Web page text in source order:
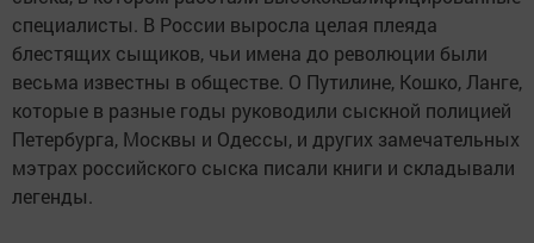
специалисты. В России выросла целая плеяда
блестящих сыщиков, чьи имена до революции были
весьма известны в обществе. О Путилине, Кошко, Ланге,
которые в разные годы руководили сыскной полицией
Петербурга, Москвы и Одессы, и других замечательных
мэтрах российского сыска писали книги и складывали
легенды.